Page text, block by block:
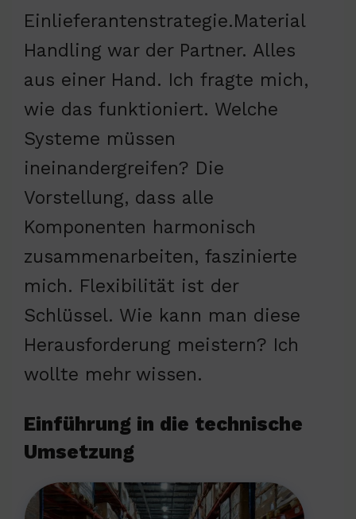
Einlieferantenstrategie.Material
Handling war der Partner. Alles
aus einer Hand. Ich fragte mich,
wie das funktioniert. Welche
Systeme müssen
ineinandergreifen? Die
Vorstellung, dass alle
Komponenten harmonisch
zusammenarbeiten, faszinierte
mich. Flexibilität ist der
Schlüssel. Wie kann man diese
Herausforderung meistern? Ich
wollte mehr wissen.
Einführung in die technische
Umsetzung